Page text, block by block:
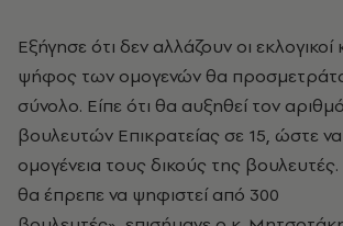
Εξήγησε ότι δεν αλλάζουν οι εκλογικοί
ψήφος των ομογενών θα
σύνολο. Είπε ότι θα αυξηθεί τον
βουλευτών Επικρατείας σε 15, ώστε να
ομογένεια τους δικούς της
θα έπρεπε να ψηφιστεί από 300